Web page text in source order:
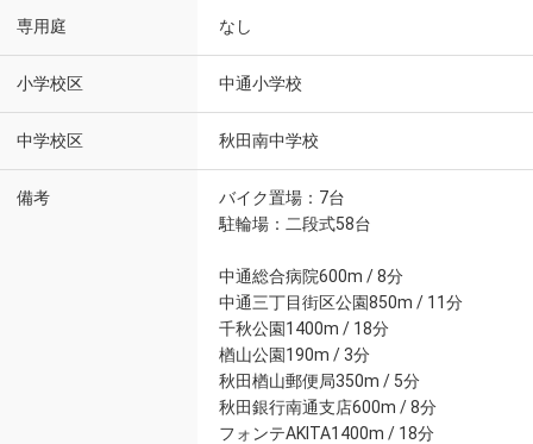
専用庭 なし
小学校区 中通小学校
中学校区 秋田南中学校
備考
バイク置場：7台
駐輪場：二段式58台
中通総合病院600m / 8分
中通三丁目街区公園850m / 11分
千秋公園1400m / 18分
楢山公園190m / 3分
秋田楢山郵便局350m / 5分
秋田銀行南通支店600m / 8分
フォンテAKITA1400m / 18分